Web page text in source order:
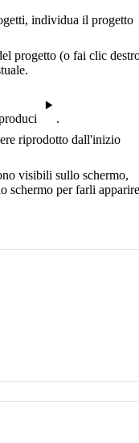
individua il progetto
progetto (o fai clic
.
riprodotto dall'inizio
visibili sullo schermo,
schermo per farli